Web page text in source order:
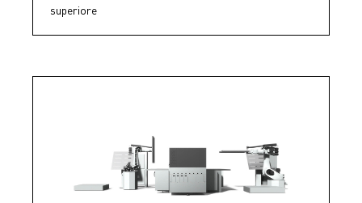
superiore